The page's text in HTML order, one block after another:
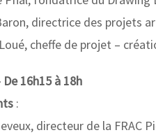
directrice des projets
cheffe de projet –
16h15 à 18h
:
directeur de la FRAC